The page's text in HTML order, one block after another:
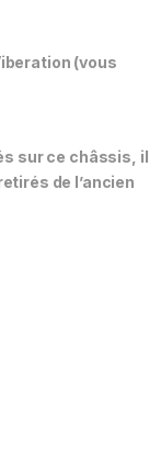
(vous
sur ce châssis, il
de l’ancien